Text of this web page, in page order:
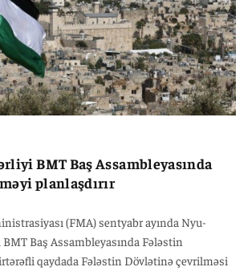
BMT Baş Assambleyasında
planlaşdırır
(FMA) sentyabr ayında Nyu-
Baş Assambleyasında Fələstin
qaydada Fələstin Dövlətinə çevrilməsi